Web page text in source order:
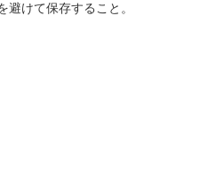
避けて保存すること。